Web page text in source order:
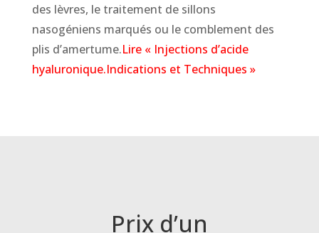
des lèvres, le traitement de sillons
nasogéniens marqués ou le comblement des
plis d’amertume.Lire « Injections d’acide
hyaluronique.Indications et Techniques »
Prix d’un